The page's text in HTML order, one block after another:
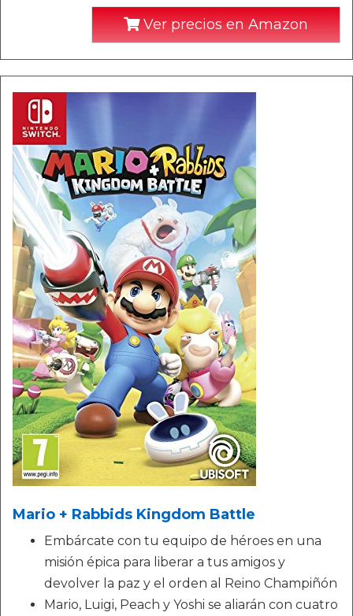
Ver precios en Amazon
Mario + Rabbids Kingdom Battle
Embárcate con tu equipo de héroes en una
misión épica para liberar a tus amigos y
devolver la paz y el orden al Reino Champiñón
Mario, Luigi, Peach y Yoshi se aliarán con cuatro